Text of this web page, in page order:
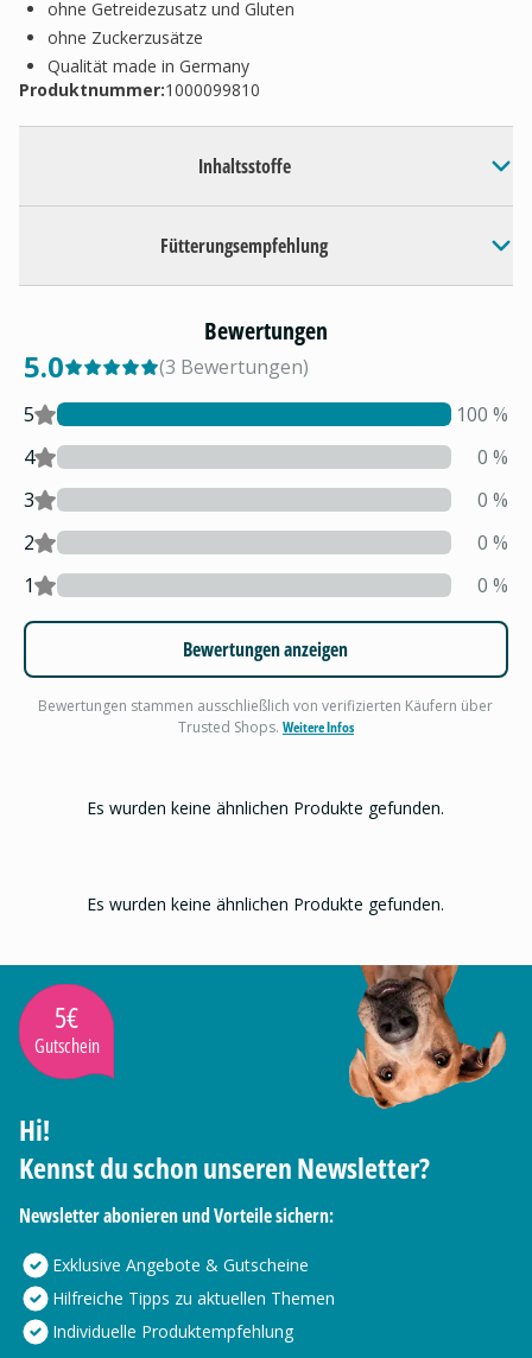
ohne Getreidezusatz und Gluten
ohne Zuckerzusätze
Qualität made in Germany
Produktnummer:1000099810
Inhaltsstoffe
Fütterungsempfehlung
Bewertungen
5.0 (3 Bewertungen)
5
100 %
4
0 %
3
0 %
2
0 %
1
0 %
Bewertungen anzeigen
Bewertungen stammen ausschließlich von verifizierten Käufern über
Trusted Shops. Weitere Infos
Es wurden keine ähnlichen Produkte gefunden.
Es wurden keine ähnlichen Produkte gefunden.
5€
Gutschein
Hi!
Kennst du schon unseren Newsletter?
Newsletter abonieren und Vorteile sichern:
Exklusive Angebote & Gutscheine
Hilfreiche Tipps zu aktuellen Themen
Individuelle Produktempfehlung